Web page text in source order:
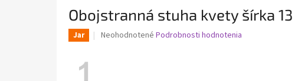
Obojstranná stuha kvety šírka
Jar
Priemerné
Neohodnotené Podrobnosti hodnotenia